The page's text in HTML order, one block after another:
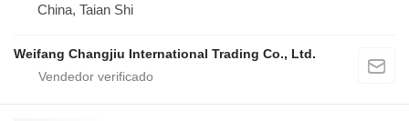
China, Taian Shi
Weifang Changjiu International Trading Co., Ltd.